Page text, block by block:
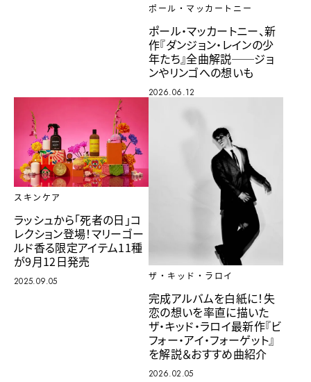
ポール・マッカートニー
ポール・マッカートニー、新
作『ダンジョン・レインの少
年たち』全曲解説──ジョ
ンやリンゴへの想いも
2026.06.12
スキンケア
ラッシュから「死者の日」コ
レクション登場！マリーゴー
ルド香る限定アイテム11種
が9月12日発売
2025.09.05 ザ・キッド・ラロイ
完成アルバムを白紙に！失
恋の想いを率直に描いた
ザ・キッド・ラロイ最新作『ビ
フォー・アイ・フォーゲット』
を解説＆おすすめ曲紹介
2026.02.05